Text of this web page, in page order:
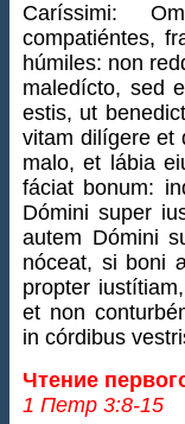
Caríssimi:
compatiéntes,
húmiles: non
maledícto, sed
estis, ut
vitam dilígere et
malo, et lábia
fáciat bonum:
Dómini super
autem Dómini
nóceat, si boni
propter
et non
in córdibus
Чтение
1 Петр 3:8-15